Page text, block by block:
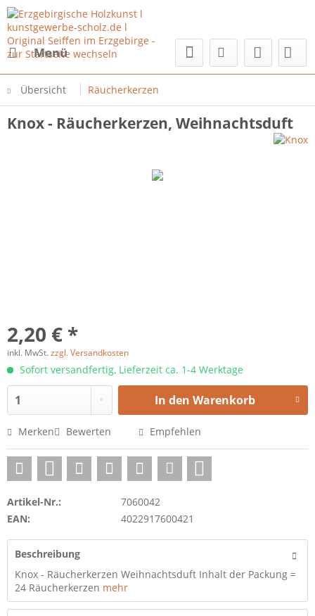
Menü
Übersicht Räucherkerzen
Knox - Räucherkerzen, Weihnachtsduft
2,20 € *
inkl. MwSt.zzgl. Versandkosten
Sofort versandfertig, Lieferzeit ca. 1-4 Werktage
In den Warenkorb
Merken Bewerten Empfehlen
Artikel-Nr.:
7060042
EAN:
4022917600421
Beschreibung
Knox - Räucherkerzen Weihnachtsduft Inhalt der Packung =
24 Räucherkerzen mehr